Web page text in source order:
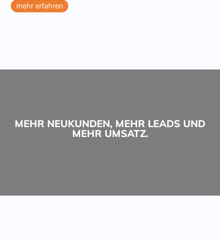
mehr erfahren
MEHR NEUKUNDEN, MEHR LEADS UND
MEHR UMSATZ.​